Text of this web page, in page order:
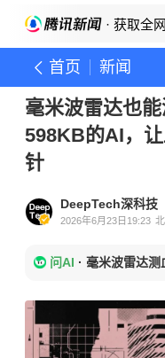
· 获取全
首页 新闻
毫米波雷达也
598KB的AI，
针
DeepTech深科技
2026年6月23日19:23
问AI · 毫米波雷达测